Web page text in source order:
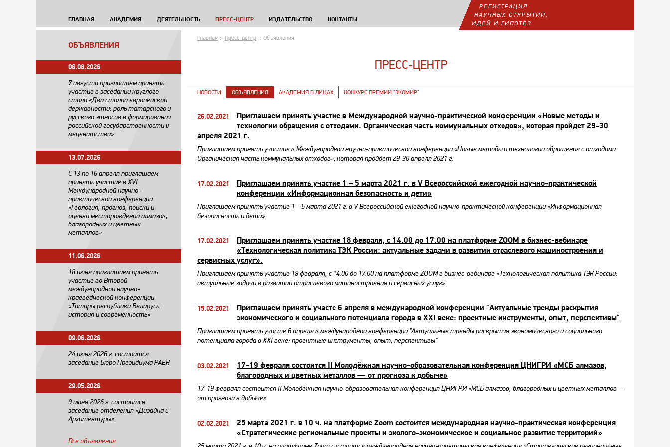
ГЛАВНАЯ АКАДЕМИЯ ДЕЯТЕЛЬНОСТЬ ПРЕСС-ЦЕНТР ИЗДАТЕЛЬСТВО КОНТАКТЫ
РЕГИСТРАЦИЯ
НАУЧНЫХ ОТКРЫТИЙ,
ИДЕЙ И ГИПОТЕЗ
ОБЪЯВЛЕНИЯ
06.08.2026
7 августа приглашаем принять
участие в заседании круглого
стола «Два столпа европейской
державности: роль татарского и
русского этносов в формировании
российской государственности и
меценатства»
13.07.2026
С 13 по 16 апреля приглашаем
принять участие в XVI
Международной научно-
практической конференции
«Геология, прогноз, поиски и
оценка месторождений алмазов,
благородных и цветных
металлов»
11.06.2026
18 июня приглашаем принять
участие во Второй
международной научно-
краеведческой конференции
«Татары республики Беларусь:
история и современность»
09.06.2026
24 июня 2026 г. состоится
заседание Бюро Президиума РАЕН
29.05.2026
​9 июня 2026 г. состоится
заседание отделения «Дизайна и
Архитектуры»
Все объявления
Главная :: Пресс-центр :: Объявления
ПРЕСС-ЦЕНТР
НОВОСТИ ОБЪЯВЛЕНИЯ АКАДЕМИЯ В ЛИЦАХ КОНКУРС ПРЕМИИ "ЭКОМИР"
26.02.2021
Приглашаем принять участие в Международной научно-практической конференции «Новые методы и
технологии обращения с отходами. Органическая часть коммунальных отходов», которая пройдет 29-30
апреля 2021 г.
Приглашаем принять участие в Международной научно-практической конференции «Новые методы и технологии обращения с отходами.
Органическая часть коммунальных отходов», которая пройдет 29-30 апреля 2021 г.
17.02.2021
Приглашаем принять участие ​1 – 5 марта 2021 г. в V Всероссийской ежегодной научно-практической
конференции «Информационная безопасность и дети»
Приглашаем принять участие ​1 – 5 марта 2021 г. в V Всероссийской ежегодной научно-практической конференции «Информационная
безопасность и дети»
17.02.2021
Приглашаем принять участие 18 февраля, с 14.00 до 17.00 на платформе ZOOM в бизнес-вебинаре
«Технологическая политика ТЭК России: актуальные задачи в развитии отраслевого машиностроения и
сервисных услуг».
Приглашаем принять участие 18 февраля, с 14.00 до 17.00 на платформе ZOOM в бизнес-вебинаре «Технологическая политика ТЭК России:
актуальные задачи в развитии отраслевого машиностроения и сервисных услуг».
15.02.2021
Приглашаем принять участе 6 апреля в международной конференции "Актуальные тренды раскрытия
экономического и социального потенциала города в XXI веке: проектные инструменты, опыт, перспективы"
Приглашаем принять участе 6 апреля в международной конференции "Актуальные тренды раскрытия экономического и социального
потенциала города в XXI веке: проектные инструменты, опыт, перспективы"
03.02.2021
17-19 февраля состоится II Молодёжная научно-образовательная конференция ЦНИГРИ «МСБ алмазов,
благородных и цветных металлов — от прогноза к добыче»
17-19 февраля состоится II Молодёжная научно-образовательная конференция ЦНИГРИ «МСБ алмазов, благородных и цветных металлов —
от прогноза к добыче»
02.02.2021
25 марта 2021 г. в 10 ч. на платформе Zoom состоится международная научно-практическая конференция
«Стратегические региональные проекты и эколого-экономическое и социальное развитие территорий»